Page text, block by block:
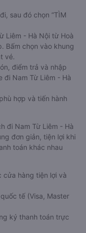
sau đó chọn “TÌM
Liêm - Hà Nội từ Hoà
Bấm chọn vào khung
vé.
điểm trả và nhập
đi Nam Từ Liêm - Hà
hợp và tiến hành
đi Nam Từ Liêm - Hà
đơn giản, tiện lợi khi
toán khác nhau
cửa hàng tiện lợi và
tế (Visa, Master
ký thanh toán trực